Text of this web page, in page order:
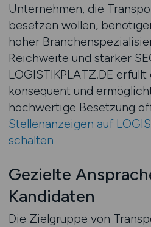
Unternehmen, die
besetzen wollen,
hoher
Reichweite und starker
LOGISTIKPLATZ.DE
konsequent und
hochwertige Besetzung
Stellenanzeigen auf
schalten
Gezielte
Kandidaten
Die Zielgruppe von